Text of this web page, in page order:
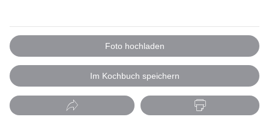
Foto hochladen
Im Kochbuch speichern